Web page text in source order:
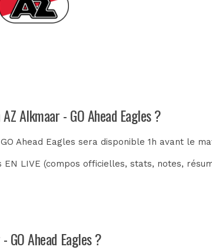
Alkmaar - GO Ahead Eagles ?
Ahead Eagles sera disponible 1h avant le
LIVE (compos officielles, stats, notes,
GO Ahead Eagles ?